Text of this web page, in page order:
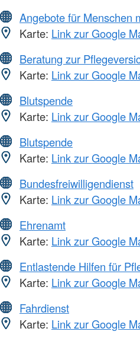
Angebote für Menschen
Karte: Link zur Google
Beratung zur
Karte: Link zur Google
Blutspende
Karte: Link zur Google
Blutspende
Karte: Link zur Google
Bundesfreiwilligendienst
Karte: Link zur Google
Ehrenamt
Karte: Link zur Google
Entlastende Hilfen für
Karte: Link zur Google
Fahrdienst
Karte: Link zur Google